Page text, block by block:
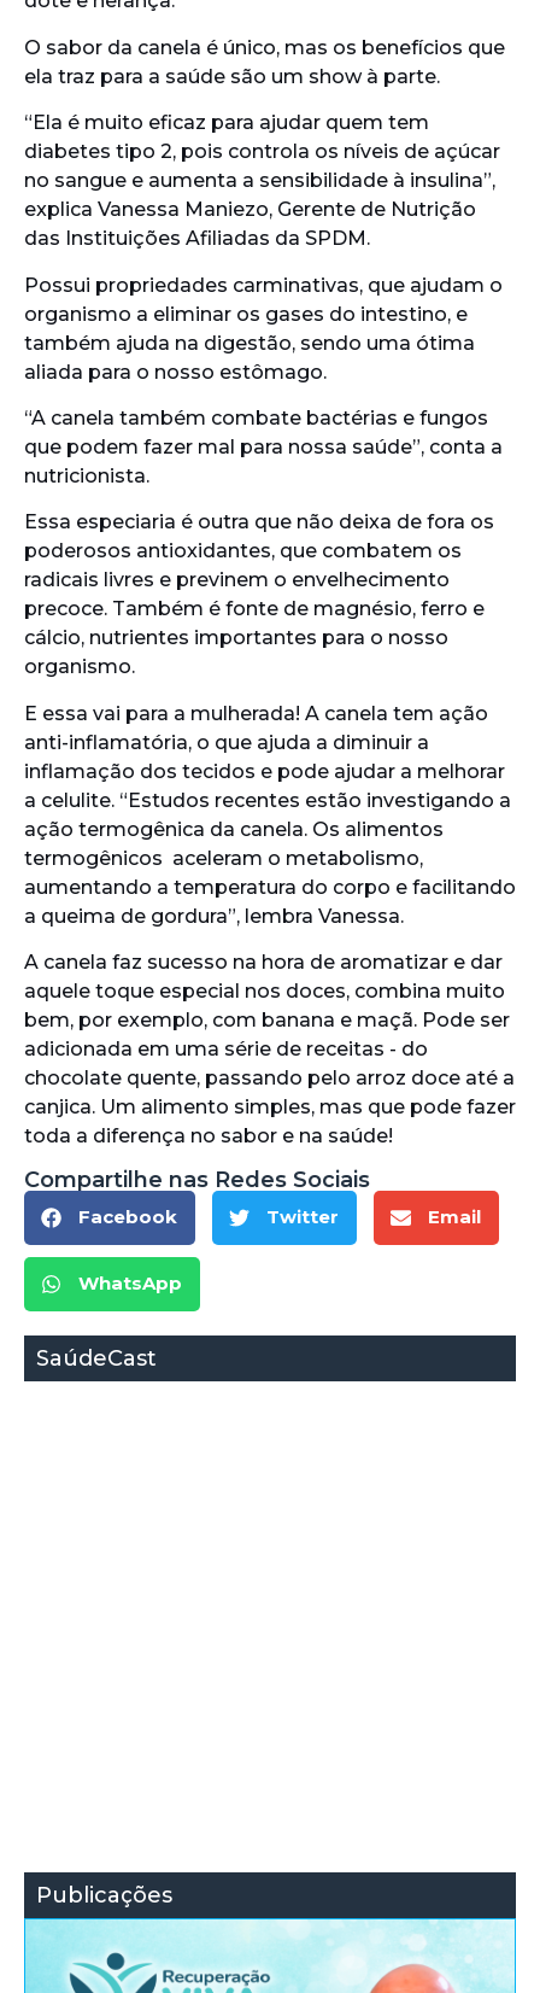
O sabor da canela é único, mas os benefícios que
ela traz para a saúde são um show à parte.
“Ela é muito eficaz para ajudar quem tem
diabetes tipo 2, pois controla os níveis de açúcar
no sangue e aumenta a sensibilidade à insulina”,
explica Vanessa Maniezo, Gerente de Nutrição
das Instituições Afiliadas da SPDM.
Possui propriedades carminativas, que ajudam o
organismo a eliminar os gases do intestino, e
também ajuda na digestão, sendo uma ótima
aliada para o nosso estômago.
“A canela também combate bactérias e fungos
que podem fazer mal para nossa saúde”, conta a
nutricionista.
Essa especiaria é outra que não deixa de fora os
poderosos antioxidantes, que combatem os
radicais livres e previnem o envelhecimento
precoce. Também é fonte de magnésio, ferro e
cálcio, nutrientes importantes para o nosso
organismo.
E essa vai para a mulherada! A canela tem ação
anti-inflamatória, o que ajuda a diminuir a
inflamação dos tecidos e pode ajudar a melhorar
a celulite. “Estudos recentes estão investigando a
ação termogênica da canela. Os alimentos
termogênicos aceleram o metabolismo,
aumentando a temperatura do corpo e facilitando
a queima de gordura”, lembra Vanessa.
A canela faz sucesso na hora de aromatizar e dar
aquele toque especial nos doces, combina muito
bem, por exemplo, com banana e maçã. Pode ser
adicionada em uma série de receitas - do
chocolate quente, passando pelo arroz doce até a
canjica. Um alimento simples, mas que pode fazer
toda a diferença no sabor e na saúde!
Compartilhe nas Redes Sociais
Facebook Twitter Email
WhatsApp
SaúdeCast
Publicações